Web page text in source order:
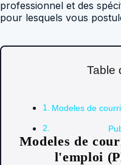
professionnel et des
pour lesquels vous
Table
Modeles de
Modeles de
l'emploi